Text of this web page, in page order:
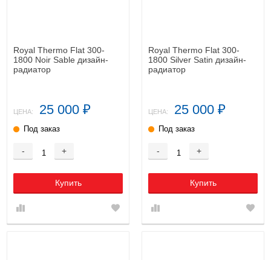
Royal Thermo Flat 300-
1800 Noir Sable дизайн-
радиатор
ЦЕНА: 25 000 ₽
Под заказ
- +
Купить
Royal Thermo Flat 300-
1800 Silver Satin дизайн-
радиатор
ЦЕНА: 25 000 ₽
Под заказ
- +
Купить